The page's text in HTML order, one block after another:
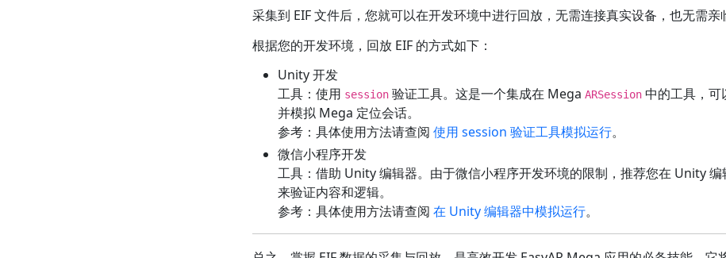
采集到 EIF 文件后，您就可以在开发环境中进行回放，无需连接真实设备，也无需亲
根据您的开发环境，回放 EIF 的方式如下：
Unity 开发
工具：使用 session验证工具。这是一个集成在 Mega ARSession中的工具，可
并模拟 Mega 定位会话。
参考：具体使用方法请查阅 使用 session 验证工具模拟运行。
微信小程序开发
工具：借助 Unity 编辑器。由于微信小程序开发环境的限制，推荐您在 Unity 编
来验证内容和逻辑。
参考：具体使用方法请查阅 在 Unity 编辑器中模拟运行。